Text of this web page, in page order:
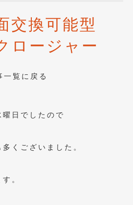
交換可能型
ロージャー
一覧に戻る
日でしたので
くございました。
。